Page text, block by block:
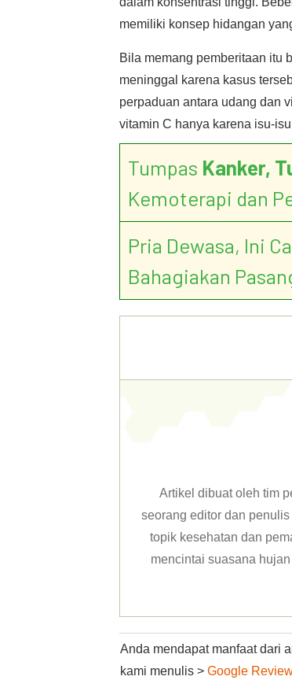
memiliki konsep hidangan
Bila memang pemberitaan itu
meninggal karena kasus
perpaduan antara udang dan
vitamin C hanya karena isu-
Tumpas Kanker,
Kemoterapi dan
Pria Dewasa, Ini
Bahagiakan
Artikel dibuat oleh tim
seorang editor dan
topik kesehatan dan
mencintai suasana
Anda mendapat manfaat dari
kami menulis > Google